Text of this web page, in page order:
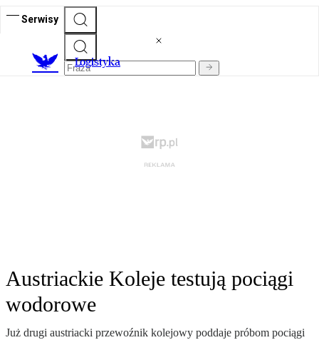
Serwisy
Logistyka
Austriackie Koleje testują pociągi
wodorowe
Już drugi austriacki przewoźnik kolejowy poddaje próbom pociągi